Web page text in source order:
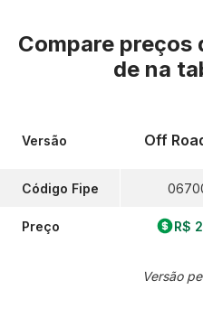
Compare preços
de na
Versão
Código Fipe
Preço
Off
R$
Versão